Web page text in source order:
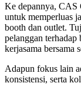
Ke depannya, CAS
untuk memperluas
booth dan outlet.
pelanggan terhadap
kerjasama bersama
Adapun fokus lain
konsistensi, serta